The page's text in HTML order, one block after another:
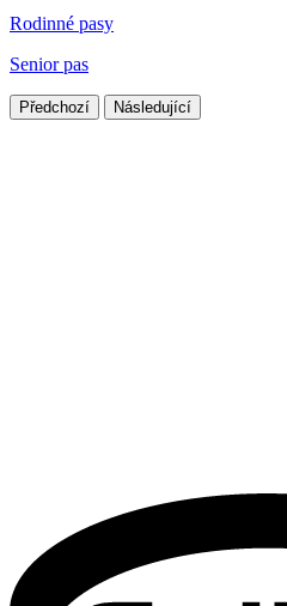
Rodinné pasy
Senior pas
Předchozí Následující